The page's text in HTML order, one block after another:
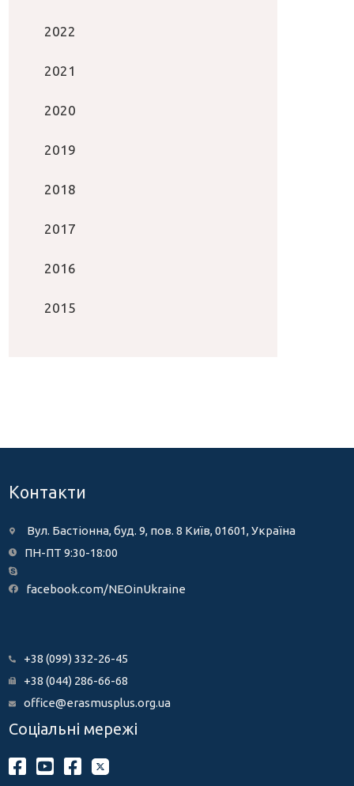
2022
2021
2020
2019
2018
2017
2016
2015
Контакти
Вул. Бастіонна, буд. 9, пов. 8 Київ, 01601, Україна
ПН-ПТ 9:30-18:00
facebook.com/NEOinUkraine
+38 (099) 332-26-45
+38 (044) 286-66-68
office@erasmusplus.org.ua
Соціальні мережі